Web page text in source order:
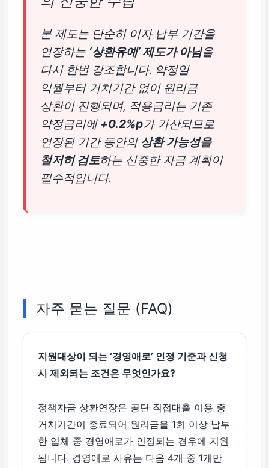
본 제도는 단순히 이자 납부 기간을
연장하는 ‘상환유예’ 제도가 아님을
다시 한번 강조합니다. 약정일
익월부터 거치기간 없이 원리금
상환이 진행되며, 적용금리는 기존
약정금리에 +0.2%p가 가산되므로
연장된 기간 동안의 상환 가능성을
철저히 검토하는 신중한 자금 계획이
필수적입니다.
자주 묻는 질문 (FAQ)
지원대상이 되는 ‘경영애로’ 인정 기준과 신청
시 제외되는 조건은 무엇인가요?
정책자금 상환연장은 공단 직접대출 이용 중
거치기간이 종료되어 원리금을 1회 이상 납부
한 업체 중 경영애로가 인정되는 경우에 지원
됩니다. 경영애로 사유는 다음 4개 중 1개만